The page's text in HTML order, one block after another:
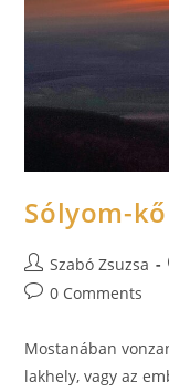
Sólyom-
Szabó Zsuzsa
0 Comments
Mostanában
lakhely, vagy az